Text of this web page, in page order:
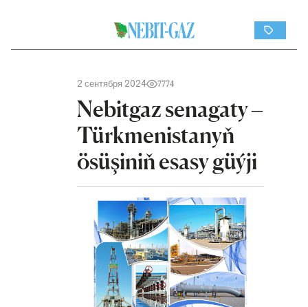
2 сентября 2024 7774
Nebitgaz senagaty –
Türkmenistanyň
ösüşiniň esasy güýji